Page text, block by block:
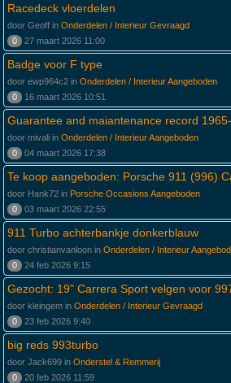
Racedeck vloerdelen
door Geoff in Onderdelen / Interieur Gevraagd
0
27 maart 2026 11:00
Badge voor F type
door ewp964c2 in Onderdelen / Interieur Aangeboden
0
16 maart 2026 10:51
Guarantee and maiantenance record
door mivali in Onderdelen / Interieur Aangeboden
0
04 maart 2026 17:38
Te koop aangeboden: Porsche 911 (996)
door Hank72 in Porsche Occasions Aangeboden
0
03 maart 2026 22:55
911 Turbo achterbankje donkerblauw
door christianvanloon in Onderdelen / Interieur
0
24 feb 2026 9:15
Gezocht: 19" Carrera Sport velgen voor
door kleingem in Onderdelen / Interieur Gevraagd
0
23 feb 2026 9:40
big reds 993turbo
door Jack699 in Onderstel & Remmerij
0
20 feb 2026 11:59